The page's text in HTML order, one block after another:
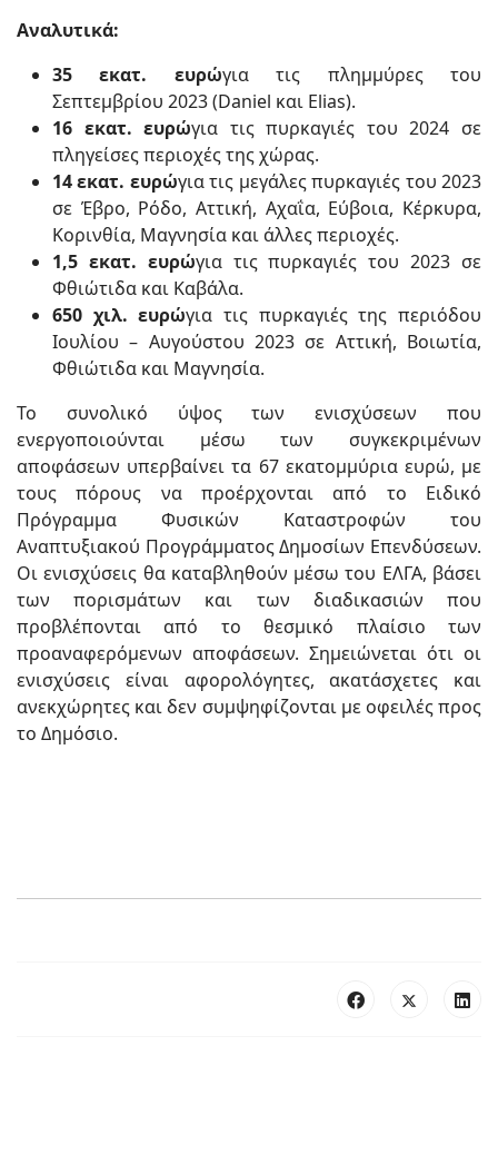
Αναλυτικά:
35 εκατ. ευρώγια τις πλημμύρες του
Σεπτεμβρίου 2023 (Daniel και Elias).
16 εκατ. ευρώγια τις πυρκαγιές του 2024 σε
πληγείσες περιοχές της χώρας.
14 εκατ. ευρώγια τις μεγάλες πυρκαγιές του 2023
σε Έβρο, Ρόδο, Αττική, Αχαΐα, Εύβοια, Κέρκυρα,
Κορινθία, Μαγνησία και άλλες περιοχές.
1,5 εκατ. ευρώγια τις πυρκαγιές του 2023 σε
Φθιώτιδα και Καβάλα.
650 χιλ. ευρώγια τις πυρκαγιές της περιόδου
Ιουλίου – Αυγούστου 2023 σε Αττική, Βοιωτία,
Φθιώτιδα και Μαγνησία.
Το συνολικό ύψος των ενισχύσεων που
ενεργοποιούνται μέσω των συγκεκριμένων
αποφάσεων υπερβαίνει τα 67 εκατομμύρια ευρώ, με
τους πόρους να προέρχονται από το Ειδικό
Πρόγραμμα Φυσικών Καταστροφών του
Αναπτυξιακού Προγράμματος Δημοσίων Επενδύσεων.
Οι ενισχύσεις θα καταβληθούν μέσω του ΕΛΓΑ, βάσει
των πορισμάτων και των διαδικασιών που
προβλέπονται από το θεσμικό πλαίσιο των
προαναφερόμενων αποφάσεων. Σημειώνεται ότι οι
ενισχύσεις είναι αφορολόγητες, ακατάσχετες και
ανεκχώρητες και δεν συμψηφίζονται με οφειλές προς
το Δημόσιο.